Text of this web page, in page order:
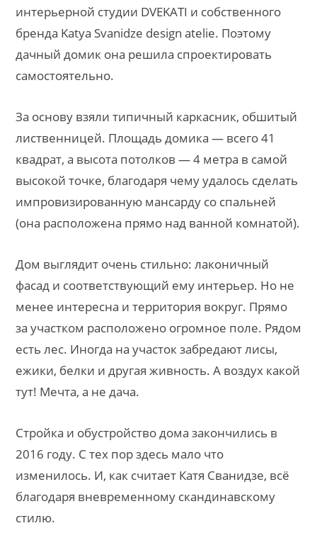
интерьерной студии DVEKATI и собственного
бренда Katya Svanidze design atelie. Поэтому
дачный домик она решила спроектировать
самостоятельно.
За основу взяли типичный каркасник, обшитый
лиственницей. Площадь домика — всего 41
квадрат, а высота потолков — 4 метра в самой
высокой точке, благодаря чему удалось сделать
импровизированную мансарду со спальней
(она расположена прямо над ванной комнатой).
Дом выглядит очень стильно: лаконичный
фасад и соответствующий ему интерьер. Но не
менее интересна и территория вокруг. Прямо
за участком расположено огромное поле. Рядом
есть лес. Иногда на участок забредают лисы,
ежики, белки и другая живность. А воздух какой
тут! Мечта, а не дача.
Стройка и обустройство дома закончились в
2016 году. С тех пор здесь мало что
изменилось. И, как считает Катя Сванидзе, всё
благодаря вневременному скандинавскому
стилю.